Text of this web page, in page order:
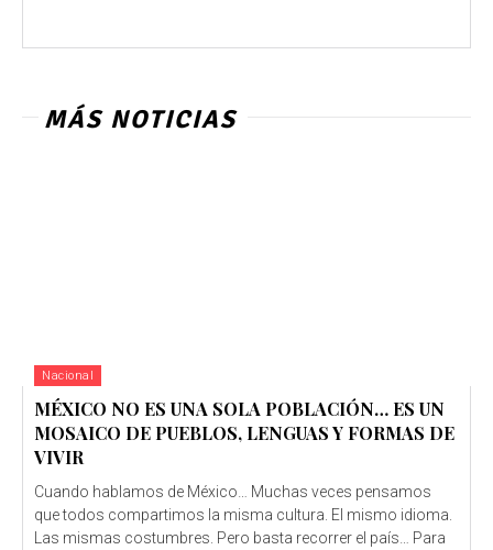
MÁS NOTICIAS
Nacional
MÉXICO NO ES UNA SOLA POBLACIÓN… ES UN
MOSAICO DE PUEBLOS, LENGUAS Y FORMAS DE
VIVIR
Cuando hablamos de México… Muchas veces pensamos
que todos compartimos la misma cultura. El mismo idioma.
Las mismas costumbres. Pero basta recorrer el país… Para